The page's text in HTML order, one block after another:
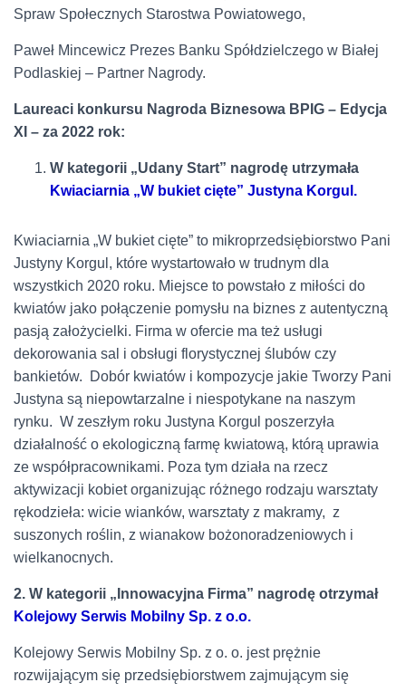
Spraw Społecznych Starostwa Powiatowego,
Paweł Mincewicz Prezes Banku Spółdzielczego w Białej
Podlaskiej – Partner Nagrody.
Laureaci konkursu Nagroda Biznesowa BPIG – Edycja
XI – za 2022 rok:
W kategorii „Udany Start” nagrodę utrzymała
Kwiaciarnia „W bukiet cięte” Justyna Korgul.
Kwiaciarnia „W bukiet cięte” to mikroprzedsiębiorstwo Pani
Justyny Korgul, które wystartowało w trudnym dla
wszystkich 2020 roku. Miejsce to powstało z miłości do
kwiatów jako połączenie pomysłu na biznes z autentyczną
pasją założycielki. Firma w ofercie ma też usługi
dekorowania sal i obsługi florystycznej ślubów czy
bankietów. Dobór kwiatów i kompozycje jakie Tworzy Pani
Justyna są niepowtarzalne i niespotykane na naszym
rynku. W zeszłym roku Justyna Korgul poszerzyła
działalność o ekologiczną farmę kwiatową, którą uprawia
ze współpracownikami. Poza tym działa na rzecz
aktywizacji kobiet organizując różnego rodzaju warsztaty
rękodzieła: wicie wianków, warsztaty z makramy, z
suszonych roślin, z wianakow bożonoradzeniowych i
wielkanocnych.
2. W kategorii „Innowacyjna Firma” nagrodę otrzymał
Kolejowy Serwis Mobilny Sp. z o.o.
Kolejowy Serwis Mobilny Sp. z o. o. jest prężnie
rozwijającym się przedsiębiorstwem zajmującym się